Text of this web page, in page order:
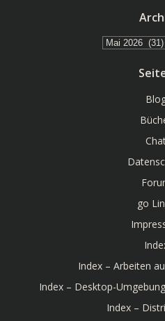
Archiv
go
Index – Arbeiten
Index – Desktop-
Index –